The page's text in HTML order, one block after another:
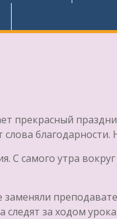
прекрасный
С самого утра
следят за ходом